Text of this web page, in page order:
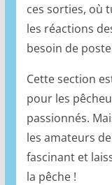
ces sorties, où
les réactions
besoin de
Cette section
pour les
passionnés.
les amateurs
fascinant et
la pêche !